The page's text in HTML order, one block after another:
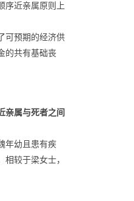
序近亲属原则上
可预期的经济供
的共有基础丧
亲属与死者之间
年幼且患有疾
较于梁女士，